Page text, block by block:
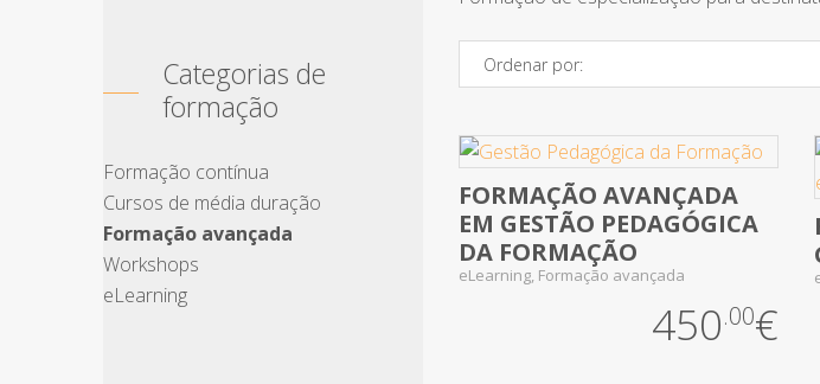
Ordenar por:
No Review Yet
FORMAÇÃO AVANÇADA
EM GESTÃO PEDAGÓGICA
DA FORMAÇÃO
eLearning, Formação avançada
450.00€
Categorias de
formação
Formação contínua
Cursos de média duração
Formação avançada
Workshops
eLearning